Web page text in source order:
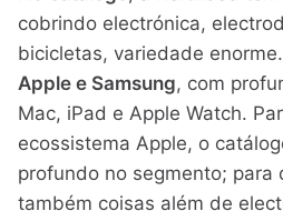
cobrindo electrónica,
bicicletas, variedade
Apple e Samsung, com
Mac, iPad e Apple Watch.
ecossistema Apple, o
profundo no segmento; para
também coisas além de